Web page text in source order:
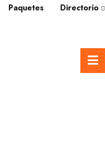
Paquetes Directorio